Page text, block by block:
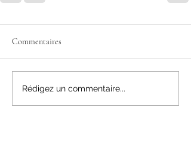
Commentaires
Rédigez un commentaire...